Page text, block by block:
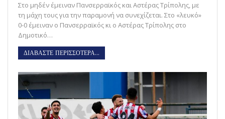
Στο μηδέν έμειναν Πανσερραϊκός και Αστέρας Τρίπολης, με
τη μάχη τους για την παραμονή να συνεχίζεται. Στο «λευκό»
0-0 έμειναν ο Πανσερραϊκός κι ο Αστέρας Τρίπολης στο
Δημοτικό…
ΔΙΑΒΑΣΤΕ ΠΕΡΙΣΣΟΤΕΡΑ...